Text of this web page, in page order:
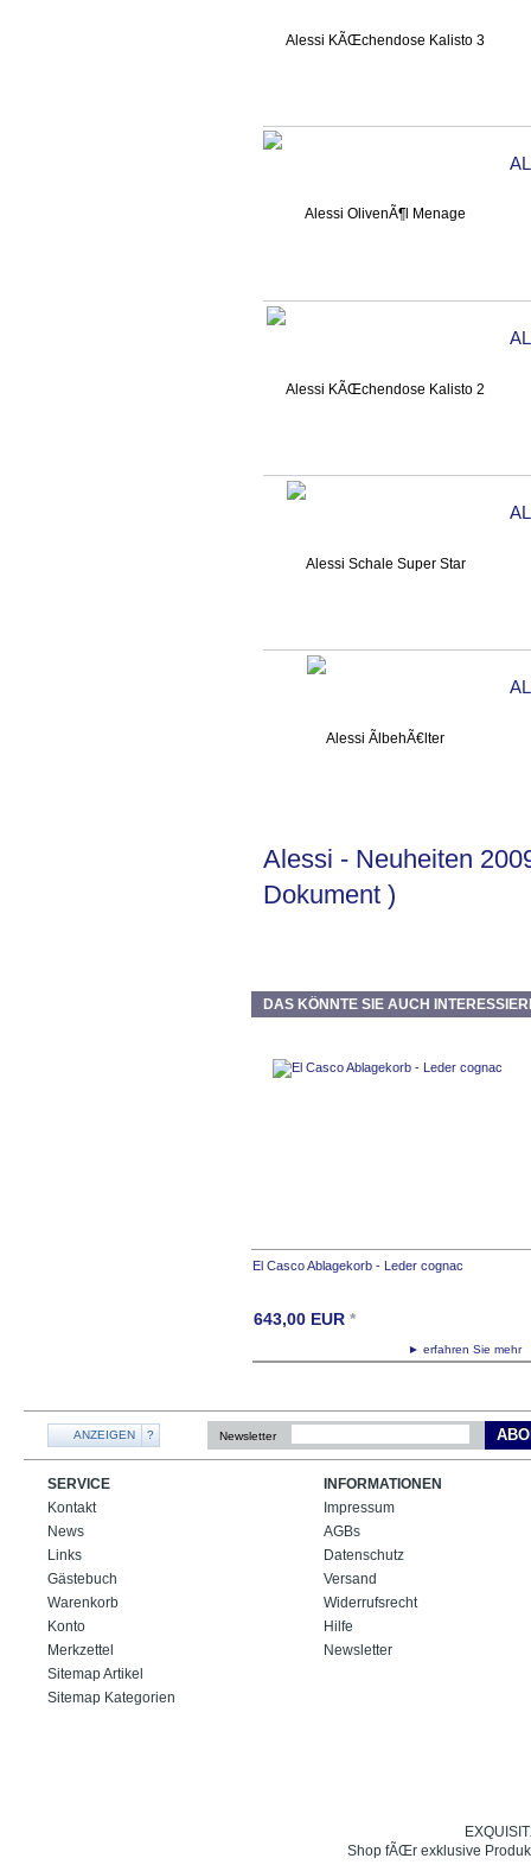
Alessi - Neuheiten
Dokument )
DAS KÖNNTE SIE AUCH
El Casco Ablagekorb - Leder cognac
► erfahren Sie
643,00 EUR *
ANZEIGEN ? Newsletter
SERVICE
Kontakt
News
Links
Gästebuch
Warenkorb
Konto
Merkzettel
Sitemap Artikel
Sitemap Kategorien
INFORMATIONEN
Impressum
AGBs
Datenschutz
Versand
Widerrufsrecht
Hilfe
Newsletter
Shop fÃŒr exklusive